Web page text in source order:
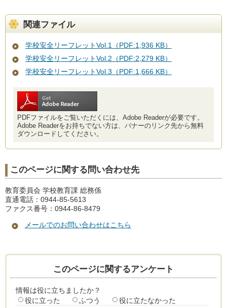
関連ファイル
学校安全リーフレットVol.1（PDF:1,936 KB）
学校安全リーフレットVol.2（PDF:2,279 KB）
学校安全リーフレットVol.3（PDF:1,666 KB）
PDFファイルをご覧いただくには、Adobe Readerが必要です。
Adobe Readerをお持ちでない方は、バナーのリンク先から無料
ダウンロードしてください。
このページに関する問い合わせ先
教育委員会 学校教育課 総務係
直通電話：0944-85-5613
ファクス番号：0944-86-8479
メールでのお問い合わせはこちら
このページに関するアンケート
情報は役に立ちましたか？
役に立った
ふつう
役に立たなかった